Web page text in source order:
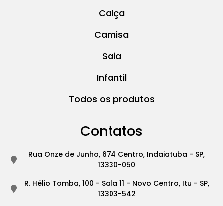
Calça
Camisa
Saia
Infantil
Todos os produtos
Contatos
Rua Onze de Junho, 674 Centro, Indaiatuba - SP,
13330-050
R. Hélio Tomba, 100 - Sala 11 - Novo Centro, Itu - SP,
13303-542